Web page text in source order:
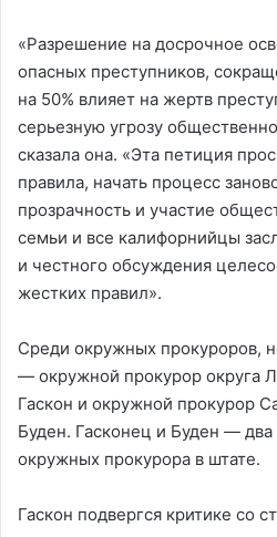
«Разрешение на досрочное
опасных преступников,
на 50% влияет на жертв
серьезную угрозу
сказала она. «Эта петиция
правила, начать процесс
прозрачность и участие
семьи и все калифорнийцы
и честного обсуждения
жестких правил».
Среди окружных прокуроров,
— окружной прокурор округа
Гаскон и окружной прокурор
Буден. Гасконец и Буден —
окружных прокурора в штате.
Гаскон подвергся критике со